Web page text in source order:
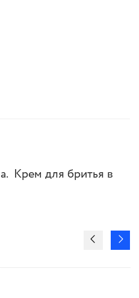
Крем для бритья в